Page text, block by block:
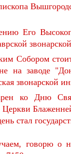
Его
Собором
на заводе
звонарской
ко Дню
Церкви
стал
говорю о